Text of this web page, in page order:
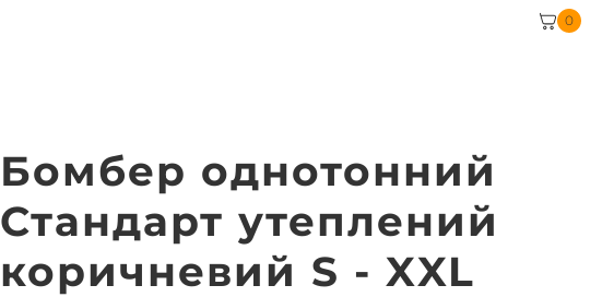
0
Бомбер однотонний
Стандарт утеплений
коричневий S - XXL